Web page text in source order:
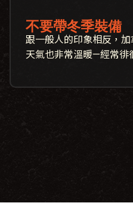
不要帶冬季裝備
跟一般人的印象相反，
天氣也非常溫暖—經常徘